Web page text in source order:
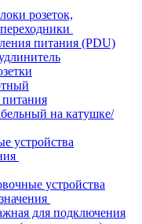
розеток,
питания (PDU)
на катушке/
устройства
устройства
для подключения